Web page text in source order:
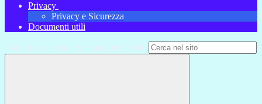
Privacy
Privacy e Sicurezza
Documenti utili
Campo di ricerca per le pagine del sito